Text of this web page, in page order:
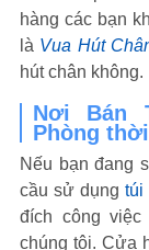
hàng các bạn
là Vua Hút
hút chân không.
Nơi Bán
Phòng
Nếu bạn đang
cầu sử dụng túi
đích công
chúng tôi. Cửa